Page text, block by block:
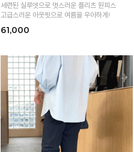
세련된 실루엣으로 멋스러운 플리츠 원피스
고급스러운 아웃핏으로 여름을 우아하게!
61,000